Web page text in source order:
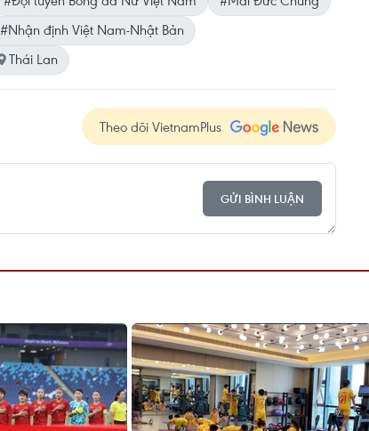
#Nhận định Việt Nam-Nhật Bản
Thái Lan
Theo dõi VietnamPlus
GỬI BÌNH LUẬN